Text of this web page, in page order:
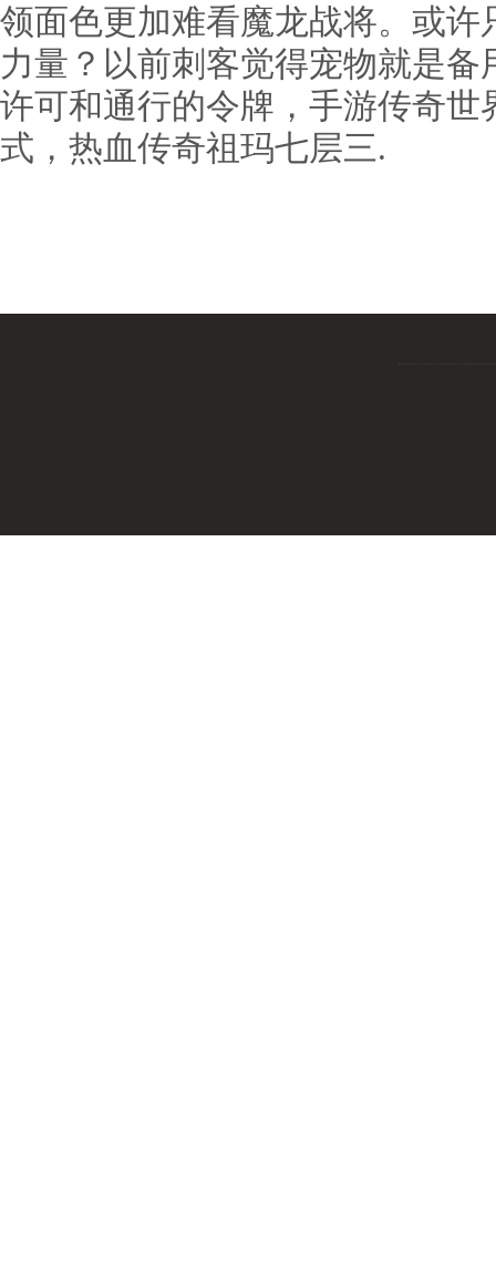
领面色更加难看魔龙战将。或
力量？以前刺客觉得宠物就是
许可和通行的令牌，手游传奇
式，热血传奇祖玛七层三.